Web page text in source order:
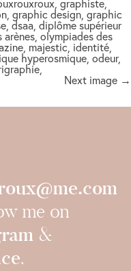
graphiste,
graphic design, graphic
dsaa, diplôme supérieur
olympiades des
majestic, identité,
hyperosmique, odeur,
Next image →
me on
&
.